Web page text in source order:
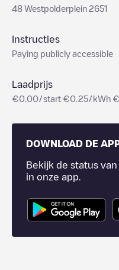
48 Westpolderplein 2651
Instructies
Paying publicly accessible
Laadprijs
€0.00/start €0.25/kWh
DOWNLOAD DE
Bekijk de status
in onze app.